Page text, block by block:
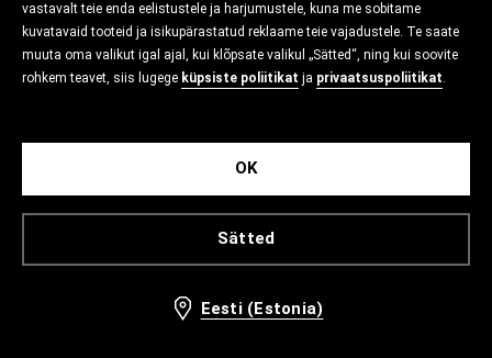
vastavalt teie enda eelistustele ja harjumustele, kuna me sobitame
kuvatavaid tooteid ja isikupärastatud reklaame teie vajadustele. Te saate
muuta oma valikut igal ajal, kui klõpsate valikul „Sätted“, ning kui soovite
rohkem teavet, siis lugege küpsiste poliitikat ja privaatsuspoliitikat.
Sätted
OK
Eesti (Estonia)